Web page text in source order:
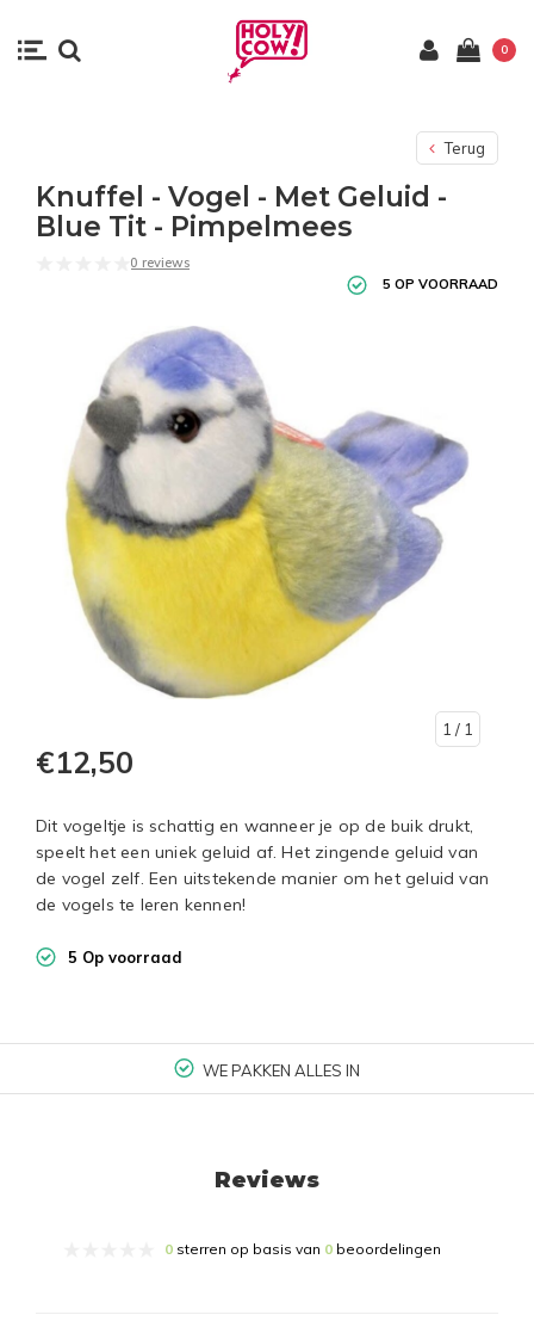
0
Terug
Knuffel - Vogel - Met Geluid -
Blue Tit - Pimpelmees
0 reviews
5 OP VOORRAAD
1 / 1
€12,50
Dit vogeltje is schattig en wanneer je op de buik drukt,
speelt het een uniek geluid af. Het zingende geluid van
de vogel zelf. Een uitstekende manier om het geluid van
de vogels te leren kennen!
5 Op voorraad
WE PAKKEN ALLES IN
Reviews
0 sterren op basis van 0 beoordelingen